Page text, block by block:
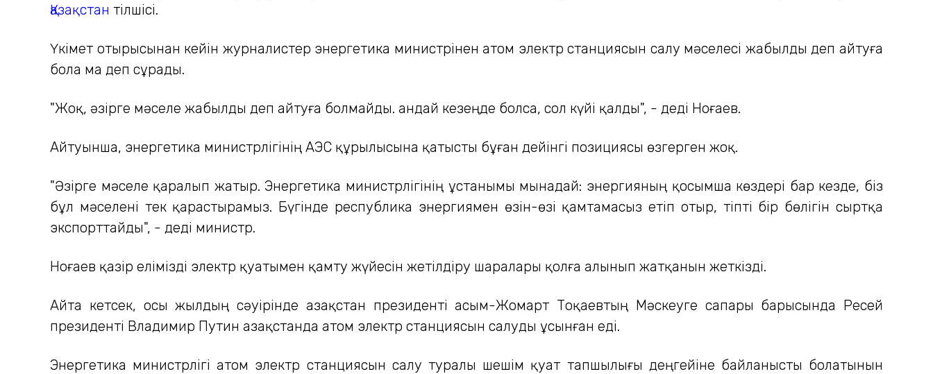
Қазақстан тілшісі.
Үкімет отырысынан кейін журналистер энергетика министрінен атом электр станциясын салу мәселесі жабылды деп айтуға
бола ма деп сұрады.
"Жоқ, әзірге мәселе жабылды деп айтуға болмайды. Қандай кезеңде болса, сол күйі қалды", - деді Ноғаев.
Айтуынша, энергетика министрлігінің АЭС құрылысына қатысты бұған дейінгі позициясы өзгерген жоқ.
"Әзірге мәселе қаралып жатыр. Энергетика министрлігінің ұстанымы мынадай: энергияның қосымша көздері бар кезде, біз
бұл мәселені тек қарастырамыз. Бүгінде республика энергиямен өзін-өзі қамтамасыз етіп отыр, тіпті бір бөлігін сыртқа
экспорттайды", - деді министр.
Ноғаев қазір елімізді электр қуатымен қамту жүйесін жетілдіру шаралары қолға алынып жатқанын жеткізді.
Айта кетсек, осы жылдың сәуірінде Қазақстан президенті Қасым-Жомарт Тоқаевтың Мәскеуге сапары барысында Ресей
президенті Владимир Путин Қазақстанда атом электр станциясын салуды ұсынған еді.
Энергетика министрлігі атом электр станциясын салу туралы шешім қуат тапшылығы деңгейіне байланысты болатынын